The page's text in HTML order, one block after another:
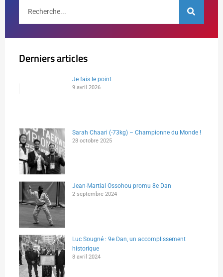
Derniers articles
Je fais le point
9 avril 2026
Sarah Chaari (-73kg) – Championne du Monde !
28 octobre 2025
Jean-Martial Ossohou promu 8e Dan
2 septembre 2024
Luc Sougné : 9e Dan, un accomplissement
historique
8 avril 2024